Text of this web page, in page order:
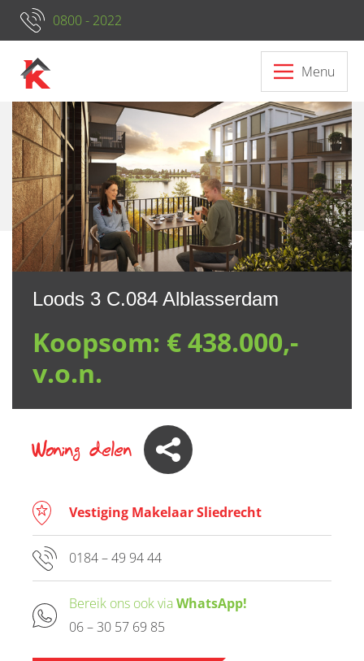
0800 - 2022
Menu
Loods 3 C.084 Alblasserdam
Koopsom: € 438.000,-
v.o.n.
Woning delen
Vestiging Makelaar Sliedrecht
0184 – 49 94 44
Bereik ons ook viaWhatsApp!
06 – 30 57 69 85
Neem contact op met ons